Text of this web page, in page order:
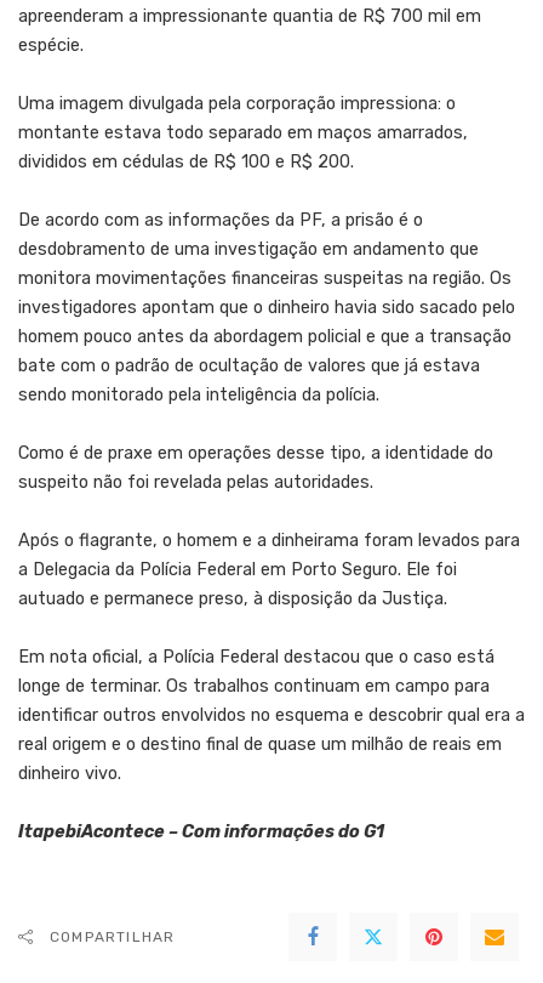
apreenderam a impressionante quantia de R$ 700 mil em
espécie.
Uma imagem divulgada pela corporação impressiona: o
montante estava todo separado em maços amarrados,
divididos em cédulas de R$ 100 e R$ 200.
De acordo com as informações da PF, a prisão é o
desdobramento de uma investigação em andamento que
monitora movimentações financeiras suspeitas na região. Os
investigadores apontam que o dinheiro havia sido sacado pelo
homem pouco antes da abordagem policial e que a transação
bate com o padrão de ocultação de valores que já estava
sendo monitorado pela inteligência da polícia.
Como é de praxe em operações desse tipo, a identidade do
suspeito não foi revelada pelas autoridades.
Após o flagrante, o homem e a dinheirama foram levados para
a Delegacia da Polícia Federal em Porto Seguro. Ele foi
autuado e permanece preso, à disposição da Justiça.
Em nota oficial, a Polícia Federal destacou que o caso está
longe de terminar. Os trabalhos continuam em campo para
identificar outros envolvidos no esquema e descobrir qual era a
real origem e o destino final de quase um milhão de reais em
dinheiro vivo.
ItapebiAcontece – Com informações do G1
COMPARTILHAR